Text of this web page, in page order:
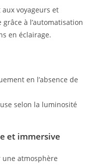
voyageurs et
grâce à l’automatisation
en éclairage.
en l’absence de
selon la luminosité
et immersive
atmosphère